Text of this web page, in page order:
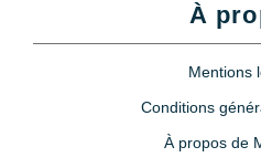
À
Mentions
Conditions
À propos de